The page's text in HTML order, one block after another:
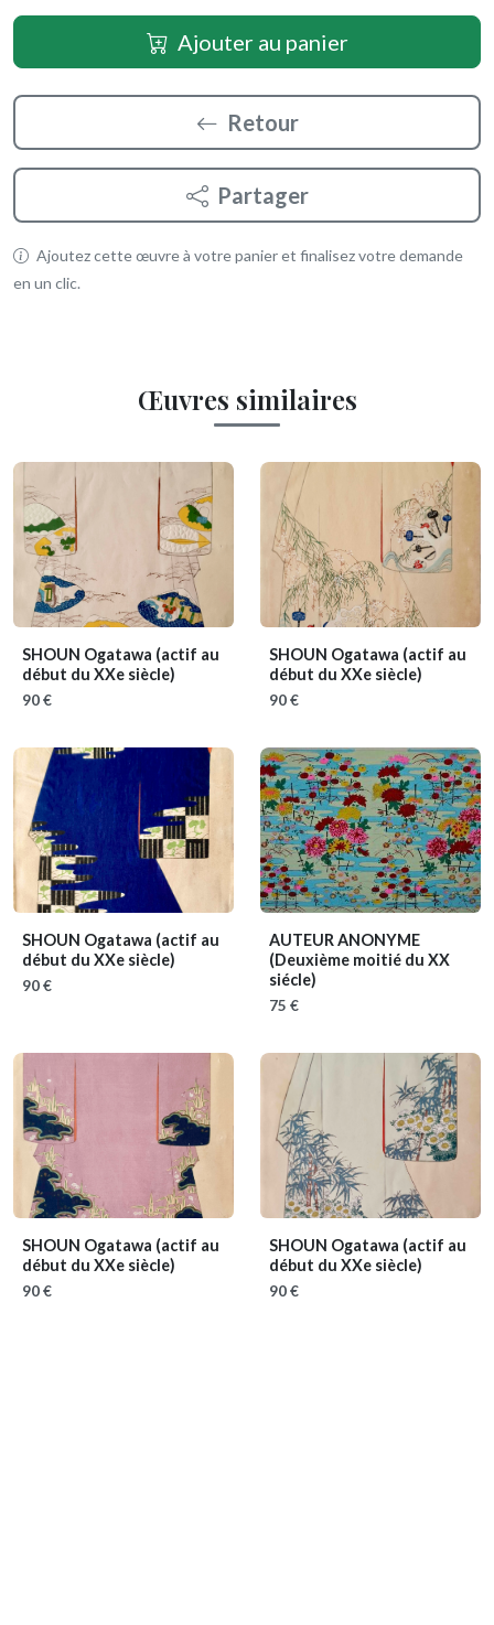
Ajouter au panier
Retour
Partager
Ajoutez cette œuvre à votre panier et finalisez votre demande
en un clic.
Œuvres similaires
SHOUN Ogatawa (actif au
début du XXe siècle)
90 €
SHOUN Ogatawa (actif au
début du XXe siècle)
90 €
SHOUN Ogatawa (actif au
début du XXe siècle)
90 €
AUTEUR ANONYME
(Deuxième moitié du XX
siécle)
75 €
SHOUN Ogatawa (actif au
début du XXe siècle)
90 €
SHOUN Ogatawa (actif au
début du XXe siècle)
90 €